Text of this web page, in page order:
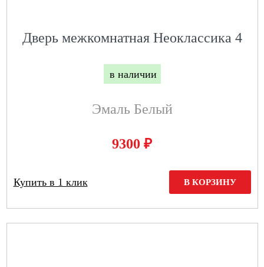
Дверь межкомнатная Неоклассика 4
в наличии
Эмаль Белый
9300 ₽
Купить в 1 клик В КОРЗИНУ